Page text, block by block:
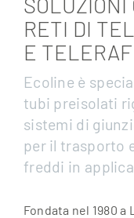
RETI DI
E
Ecoline è
tubi preisolati
sistemi di
per il trasporto
freddi in
Fondata nel 1980 a